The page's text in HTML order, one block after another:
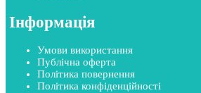
Інформація
Умови використання
Публічна оферта
Політика повернення
Політика конфіденційності